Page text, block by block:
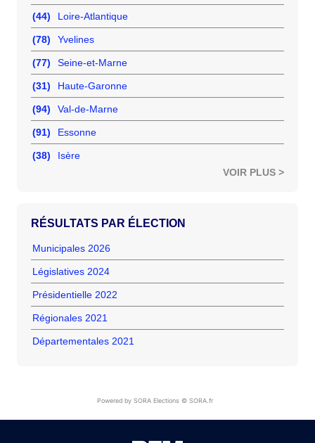
(44) Loire-Atlantique
(78) Yvelines
(77) Seine-et-Marne
(31) Haute-Garonne
(94) Val-de-Marne
(91) Essonne
(38)
Isère
VOIR PLUS >
RÉSULTATS PAR ÉLECTION
Municipales 2026
Législatives 2024
Présidentielle 2022
Régionales 2021
Départementales 2021
Powered by SORA Elections © SORA.fr